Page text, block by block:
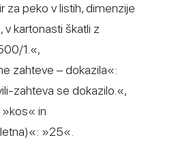
za peko v listih, dimenzije
kartonasti škatli z
1.«,
zahteve – dokazila«:
zahteva se dokazilo.«,
in
»25«.